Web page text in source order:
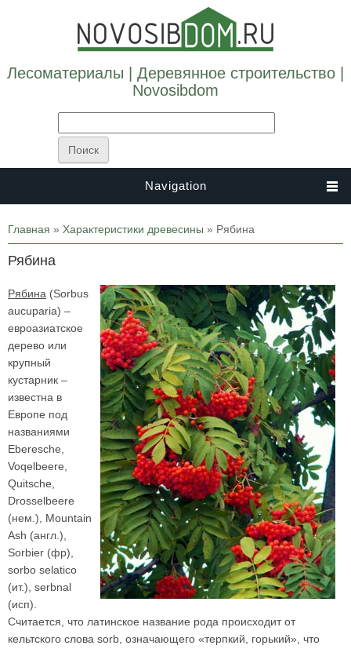
Лесоматериалы | Деревянное строительство |
Novosibdom
Navigation
Вы здесь
Главная » Характеристики древесины » Рябина
Рябина
Рябина (Sorbus
aucuparia) –
евроазиатское
дерево или
крупный
кустарник –
известна в
Европе под
названиями
Eberesche,
Voqelbeere,
Quitsche,
Drosselbeere
(нем.), Mountain
Ash (англ.),
Sorbier (фр),
sorbo selatico
(ит.), serbnal
(исп).
Считается, что латинское название рода происходит от
кельтского слова sorb, означающего «терпкий, горький», что